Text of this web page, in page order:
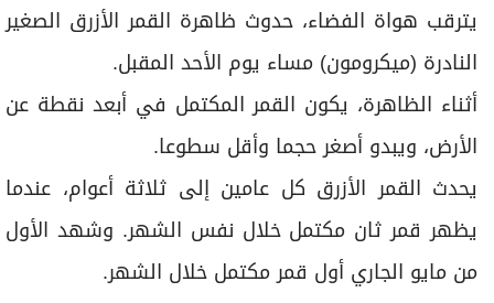
يترقب هواة الفضاء، حدوث ظاهرة القمر الأزرق الصغير
النادرة (ميكرومون) مساء يوم الأحد المقبل.
أثناء الظاهرة، يكون القمر المكتمل في أبعد نقطة عن
الأرض، ويبدو أصغر حجما وأقل سطوعا.
يحدث القمر الأزرق كل عامين إلى ثلاثة أعوام، عندما
يظهر قمر ثان مكتمل خلال نفس الشهر. وشهد الأول
من مايو الجاري أول قمر مكتمل خلال الشهر.